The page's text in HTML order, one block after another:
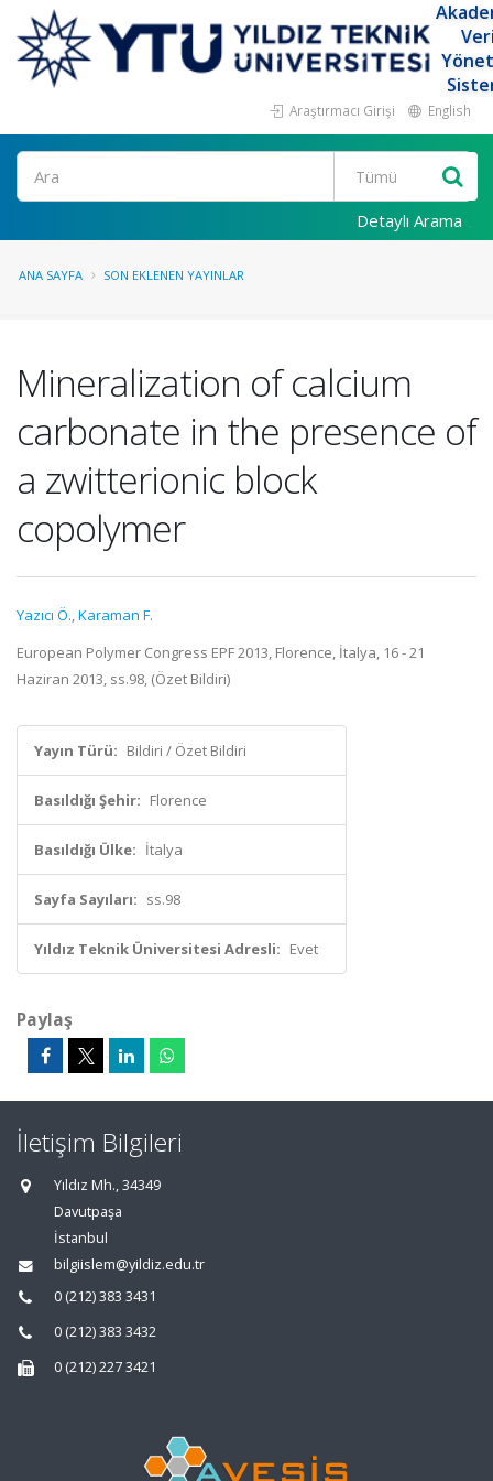
Araştırmacı Girişi English
Ara
Detaylı Arama
ANA SAYFA SON EKLENEN YAYINLAR
Mineralization of calcium
carbonate in the presence of
a zwitterionic block
copolymer
Yazıcı Ö.,Karaman F.
European Polymer Congress EPF 2013, Florence, İtalya, 16 - 21
Haziran 2013, ss.98, (Özet Bildiri)
Yayın Türü: Bildiri / Özet Bildiri
Basıldığı Şehir: Florence
Basıldığı Ülke: İtalya
Sayfa Sayıları: ss.98
Yıldız Teknik Üniversitesi Adresli: Evet
Paylaş
İletişim Bilgileri
Yıldız Mh., 34349
Davutpaşa
İstanbul
bilgiislem@yildiz.edu.tr
0 (212) 383 3431
0 (212) 383 3432
0 (212) 227 3421